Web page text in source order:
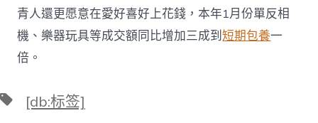
青人還更愿意在愛好喜好上花錢，本年1月份單反相
機、樂器玩具等成交額同比增加三成到短期包養一
倍。
標 [db:标签]